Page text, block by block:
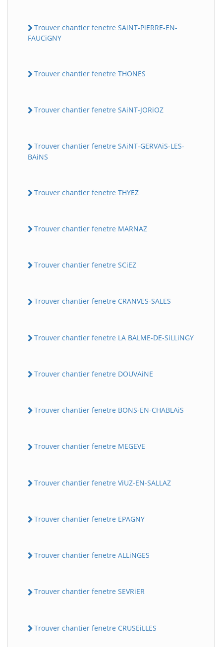
Trouver chantier fenetre SAiNT-PiERRE-EN-
FAUCiGNY
Trouver chantier fenetre THONES
Trouver chantier fenetre SAiNT-JORiOZ
Trouver chantier fenetre SAiNT-GERVAiS-LES-
BAiNS
Trouver chantier fenetre THYEZ
Trouver chantier fenetre MARNAZ
Trouver chantier fenetre SCiEZ
Trouver chantier fenetre CRANVES-SALES
Trouver chantier fenetre LA BALME-DE-SiLLiNGY
Trouver chantier fenetre DOUVAiNE
Trouver chantier fenetre BONS-EN-CHABLAiS
Trouver chantier fenetre MEGEVE
Trouver chantier fenetre ViUZ-EN-SALLAZ
Trouver chantier fenetre EPAGNY
Trouver chantier fenetre ALLiNGES
Trouver chantier fenetre SEVRiER
Trouver chantier fenetre CRUSEiLLES